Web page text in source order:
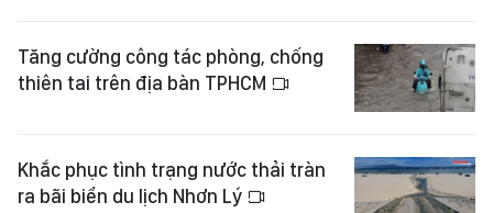
Tăng cường công tác phòng, chống
thiên tai trên địa bàn TPHCM
Khắc phục tình trạng nước thải tràn
ra bãi biển du lịch Nhơn Lý